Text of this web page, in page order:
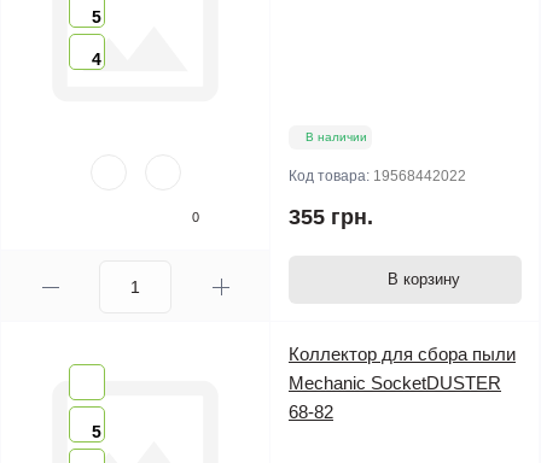
5
4
0
В наличии
Код товара: 19568442022
355 грн.
В корзину
5
Коллектор для сбора пыли
Mechanic SocketDUSTER
68-82